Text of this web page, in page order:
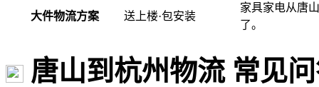
大件物流方案 送上楼·包安装
家具家电从唐
了。
唐山到杭州物流 常见